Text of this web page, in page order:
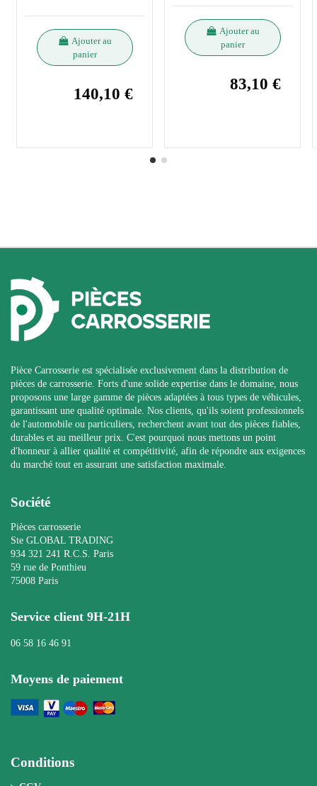
Ajouter au
panier
140,10 €
Ajouter au
panier
83,10 €
Pièce Carrosserie est spécialisée exclusivement dans la distribution de
pièces de carrosserie. Forts d'une solide expertise dans le domaine, nous
proposons une large gamme de pièces adaptées à tous types de véhicules,
garantissant une qualité optimale. Nos clients, qu'ils soient professionnels
de l'automobile ou particuliers, recherchent avant tout des pièces fiables,
durables et au meilleur prix. C'est pourquoi nous mettons un point
d'honneur à allier qualité et compétitivité, afin de répondre aux exigences
du marché tout en assurant une satisfaction maximale.
Société
Pièces carrosserie
Ste GLOBAL TRADING
934 321 241 R.C.S. Paris
59 rue de Ponthieu
75008 Paris
Service client 9H-21H
06 58 16 46 91
Moyens de paiement
Conditions